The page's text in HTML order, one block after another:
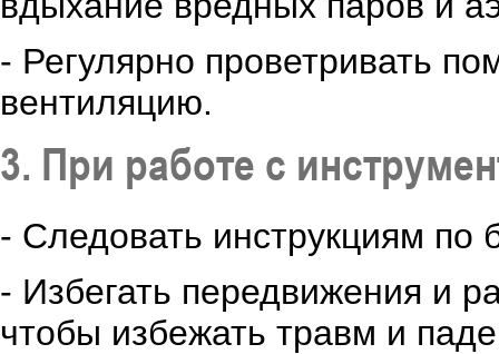
- Регулярно проветривать
вентиляцию.
3. При работе с
- Следовать инструкциям по
- Избегать передвижения и
чтобы избежать травм и